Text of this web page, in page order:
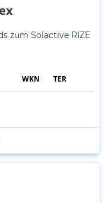
zum Solactive RIZE
WKN TER